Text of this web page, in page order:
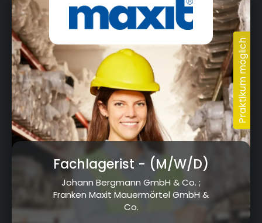
Fachlagerist - (M/W/D)
Johann Bergmann GmbH & Co. ;
Franken Maxit Mauermörtel GmbH &
Co.